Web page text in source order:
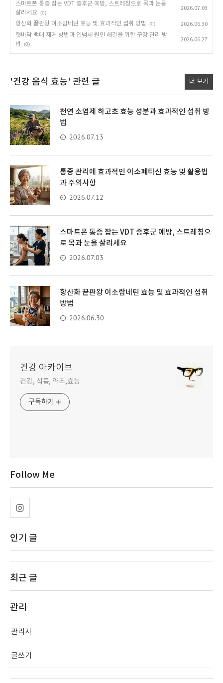
스마트폰 통증 잡는 VDT 증후군 예방, 스트레칭으로 목과 눈을
살리세요 (0)
2026.07.03
항산화 끝판왕 이소람네틴 효능 및 효과적인 섭취 방법 (0)
2026.06.30
혓바닥 백태 제거 방법과 입냄새 원인 해결을 위한 구강 관리 방
법
(0)
2026.06.27
'건강 음식 효능' 관련 글 더 보기
천연 소염제 하고초 효능 성분과 효과적인 섭취 방
법
2026.07.13
통증 관리에 효과적인 이소페타신 효능 및 활용법
과 주의사항
2026.07.12
스마트폰 통증 잡는 VDT 증후군 예방, 스트레칭으
로 목과 눈을 살리세요
2026.07.03
항산화 끝판왕 이소람네틴 효능 및 효과적인 섭취
방법
2026.06.30
건강 아카이브
건강, 식품, 약초,효능
구독하기
Follow Me
인기 글
최근 글
관리
관리자
글쓰기